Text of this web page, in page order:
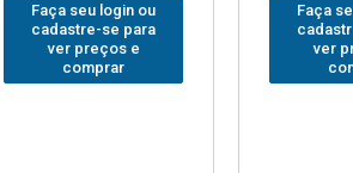
Faça seu login ou
cadastre-se para
ver preços e
comprar
Faça
ver